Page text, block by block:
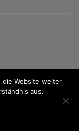
GmbH
die Website weiter
aus.